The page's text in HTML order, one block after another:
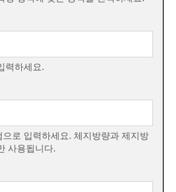
력하세요.
으로 입력하세요. 체지방량과 제지방
사용됩니다.